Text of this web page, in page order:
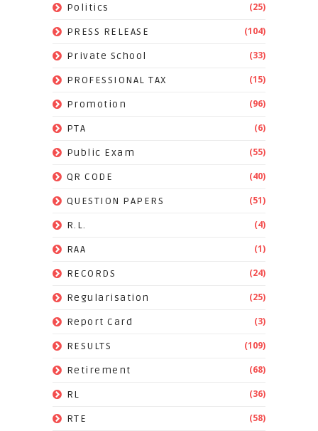
Politics (25)
PRESS RELEASE (104)
Private School (33)
PROFESSIONAL TAX (15)
Promotion (96)
PTA (6)
Public Exam (55)
QR CODE (40)
QUESTION PAPERS (51)
R.L. (4)
RAA (1)
RECORDS (24)
Regularisation (25)
Report Card (3)
RESULTS (109)
Retirement (68)
RL (36)
RTE (58)